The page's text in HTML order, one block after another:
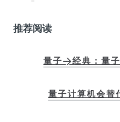
推荐阅读
量子>经典：量子
量子计算机会替